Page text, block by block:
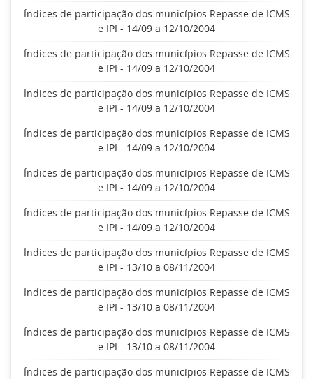
Índices de participação dos municípios Repasse de ICMS
e IPI - 14/09 a 12/10/2004
Índices de participação dos municípios Repasse de ICMS
e IPI - 14/09 a 12/10/2004
Índices de participação dos municípios Repasse de ICMS
e IPI - 14/09 a 12/10/2004
Índices de participação dos municípios Repasse de ICMS
e IPI - 14/09 a 12/10/2004
Índices de participação dos municípios Repasse de ICMS
e IPI - 14/09 a 12/10/2004
Índices de participação dos municípios Repasse de ICMS
e IPI - 14/09 a 12/10/2004
Índices de participação dos municípios Repasse de ICMS
e IPI - 13/10 a 08/11/2004
Índices de participação dos municípios Repasse de ICMS
e IPI - 13/10 a 08/11/2004
Índices de participação dos municípios Repasse de ICMS
e IPI - 13/10 a 08/11/2004
Índices de participação dos municípios Repasse de ICMS